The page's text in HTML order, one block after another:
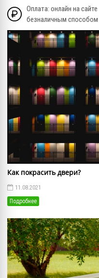
Как покрасить двери?
11.08.2021
Подробнее
Оплата: онлайн на
безналичным способом